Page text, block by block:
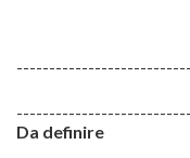
Da definire